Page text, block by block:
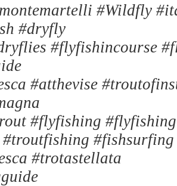
#Wildfly
#dryfly
#flyfishincourse
#atthevise
#flyfishing
#trotastellata